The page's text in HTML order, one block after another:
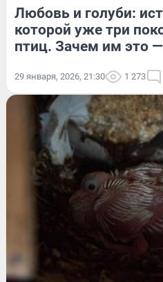
Любовь и голуби:
которой уже три
птиц. Зачем им это
29 января, 2026, 21:30 1 273